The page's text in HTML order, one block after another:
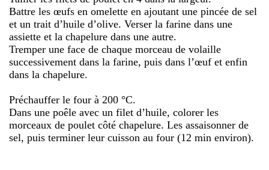
Battre les œufs en omelette en ajoutant une pincée de sel
et un trait d’huile d’olive. Verser la farine dans une
assiette et la chapelure dans une autre.
Tremper une face de chaque morceau de volaille
successivement dans la farine, puis dans l’œuf et enfin
dans la chapelure.
Préchauffer le four à 200 °C.
Dans une poêle avec un filet d’huile, colorer les
morceaux de poulet côté chapelure. Les assaisonner de
sel, puis terminer leur cuisson au four (12 min environ).